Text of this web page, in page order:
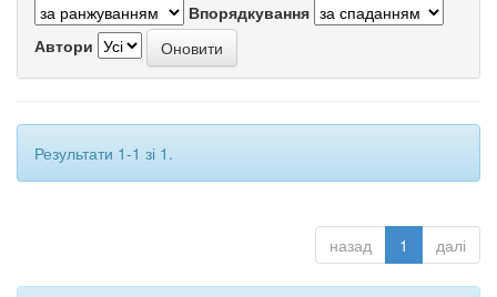
Впорядкування
Автори
Результати 1-1 зі 1.
назад 1 далі